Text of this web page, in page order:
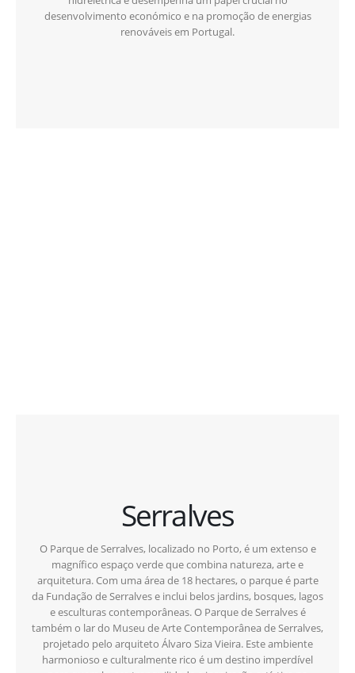
desenvolvimento económico e na promoção de energias
renováveis em Portugal.
Serralves
O Parque de Serralves, localizado no Porto, é um extenso e
magnífico espaço verde que combina natureza, arte e
arquitetura. Com uma área de 18 hectares, o parque é parte
da Fundação de Serralves e inclui belos jardins, bosques, lagos
e esculturas contemporâneas. O Parque de Serralves é
também o lar do Museu de Arte Contemporânea de Serralves,
projetado pelo arquiteto Álvaro Siza Vieira. Este ambiente
harmonioso e culturalmente rico é um destino imperdível